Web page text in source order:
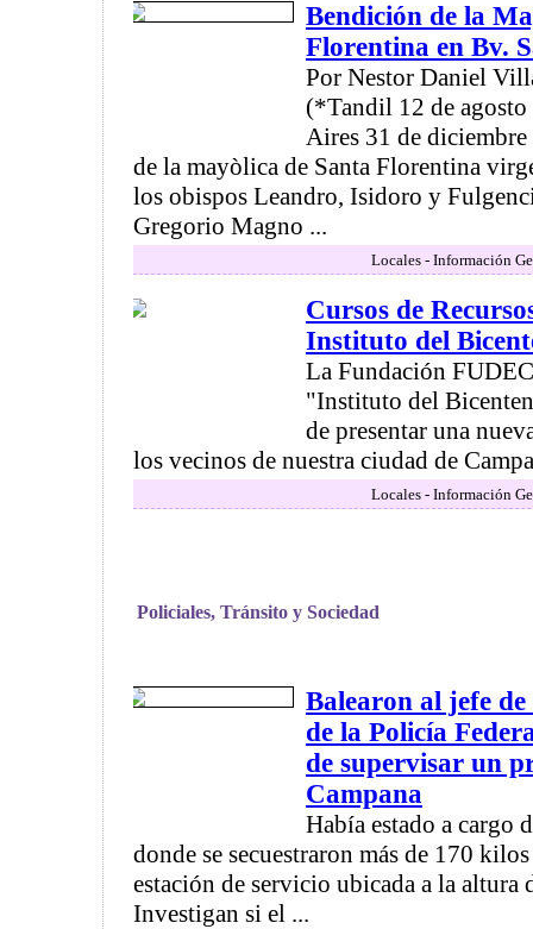
Bendición de la
Florentina en Bv.
Por Nestor Daniel
(*Tandil 12 de
Aires 31 de
de la mayòlica de Santa Florentina
los obispos Leandro, Isidoro y
Gregorio Magno ...
Locales - Información
Cursos de
Instituto del
La Fundación
"Instituto del
de presentar una
los vecinos de nuestra ciudad de
Locales - Información
Policiales, Tránsito y Sociedad
Balearon al jefe
de la Policía
de supervisar un
Campana
Había estado a cargo
donde se secuestraron más de 170
estación de servicio ubicada a la altura
Investigan si el ...